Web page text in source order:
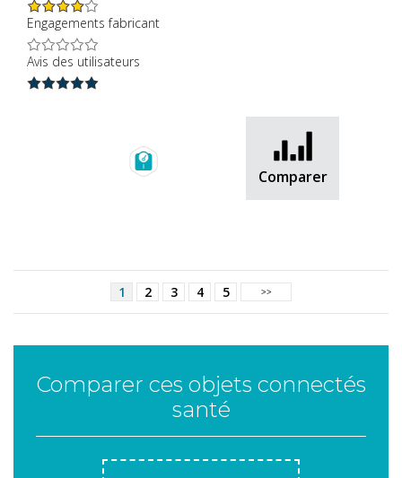
Engagements fabricant
Avis des utilisateurs
Comparer
P 1 2 3 4 5
Comparer ces objets connectés
santé